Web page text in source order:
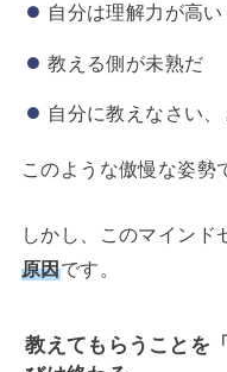
自分は理解力が高い
教える側が未熟だ
自分に教えなさい
このような傲慢な姿勢
しかし、このマインド
原因です。
教えてもらうことを